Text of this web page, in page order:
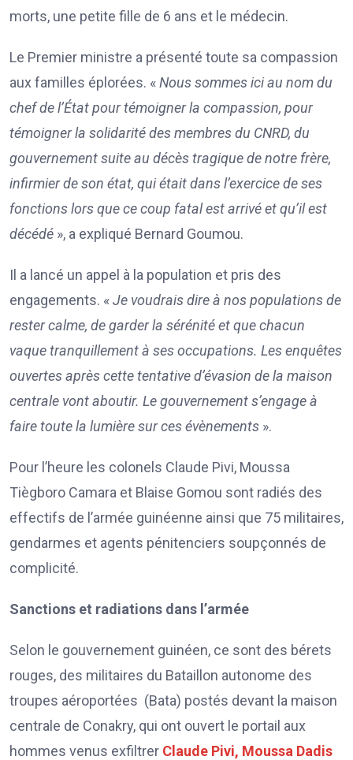
morts, une petite fille de 6 ans et le médecin.
Le Premier ministre a présenté toute sa compassion
aux familles éplorées. «Nous sommes ici au nom du
chef de l’État pour témoigner la compassion, pour
témoigner la solidarité des membres du CNRD, du
gouvernement suite au décès tragique de notre frère,
infirmier de son état, qui était dans l’exercice de ses
fonctions lors que ce coup fatal est arrivé et qu’il est
décédé », a expliqué Bernard Goumou.
Il a lancé un appel à la population et pris des
engagements. «Je voudrais dire à nos populations de
rester calme, de garder la sérénité et que chacun
vaque tranquillement à ses occupations. Les enquêtes
ouvertes après cette tentative d’évasion de la maison
centrale vont aboutir. Le gouvernement s’engage à
faire toute la lumière sur ces évènements ».
Pour l’heure les colonels Claude Pivi, Moussa
Tiègboro Camara et Blaise Gomou sont radiés des
effectifs de l’armée guinéenne ainsi que 75 militaires,
gendarmes et agents pénitenciers soupçonnés de
complicité.
Sanctions et radiations dans l’armée
Selon le gouvernement guinéen, ce sont des bérets
rouges, des militaires du Bataillon autonome des
troupes aéroportées (Bata) postés devant la maison
centrale de Conakry, qui ont ouvert le portail aux
hommes venus exfiltrer Claude Pivi, Moussa Dadis